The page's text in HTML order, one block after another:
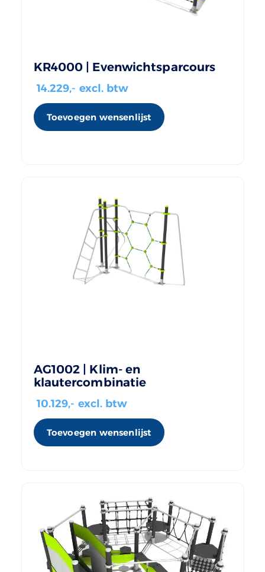
KR4000 | Evenwichtsparcours
14.229,- excl. btw
Toevoegen wensenlijst
AG1002 | Klim- en
klautercombinatie
10.129,- excl. btw
Toevoegen wensenlijst